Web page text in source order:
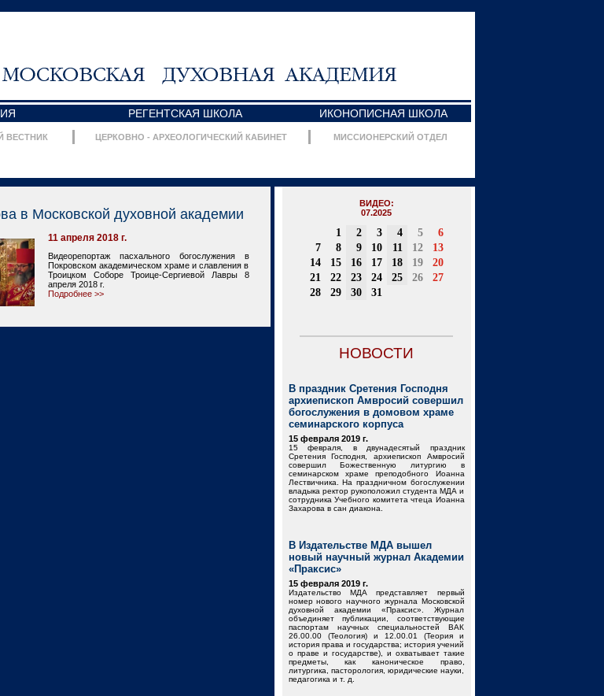
РЕГЕНТСКАЯ ШКОЛА ИКОНОПИСНАЯ ШКОЛА
ВЕСТНИК ЦЕРКОВНО - АРХЕОЛОГИЧЕСКИЙ КАБИНЕТ МИССИОНЕРСКИЙ ОТДЕЛ
в Московской духовной академии
11 апреля 2018 г.
Видеорепортаж пасхального богослужения в
Покровском академическом храме и славления в
Троицком Соборе Троице-Сергиевой Лавры 8
апреля 2018 г.
Подробнее >>
ВИДЕО:
07.2025
1 2 3 4 5
6
7
8 9 10 11 12
13
14
15 16 17 18 19
20
21
22 23 24 25 26
27
28
29 30 31
НОВОСТИ
В праздник Сретения Господня
архиепископ Амвросий совершил
богослужения в домовом храме
семинарского корпуса
15 февраля 2019 г.
15 февраля, в двунадесятый праздник
Сретения Господня, архиепископ Амвросий
совершил Божественную литургию в
семинарском храме преподобного Иоанна
Лествичника. На праздничном богослужении
владыка ректор рукоположил студента МДА и
сотрудника Учебного комитета чтеца Иоанна
Захарова в сан диакона.
В Издательстве МДА вышел
новый научный журнал Академии
«Праксис»
15 февраля 2019 г.
Издательство МДА представляет первый
номер нового научного журнала Московской
духовной академии «Праксис». Журнал
объединяет публикации, соответствующие
паспортам научных специальностей ВАК
26.00.00 (Теология) и 12.00.01 (Теория и
история права и государства; история учений
о праве и государстве), и охватывает такие
предметы, как каноническое право,
литургика, пасторология, юридические науки,
педагогика и т. д.